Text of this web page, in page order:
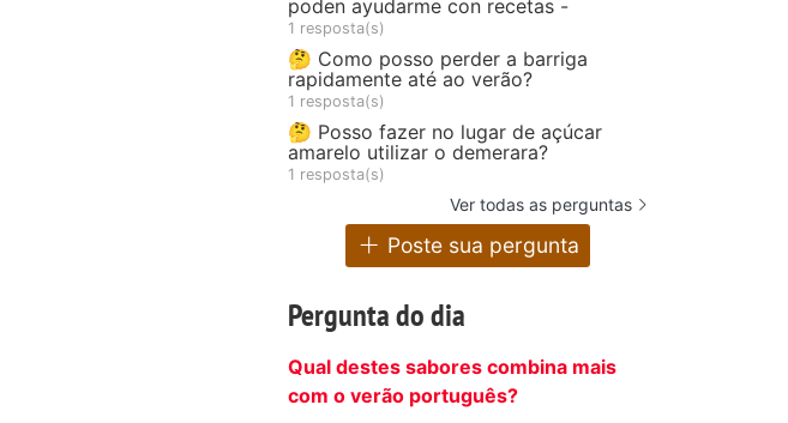
poden ayudarme con recetas -
1 resposta(s)
🤔 Como posso perder a barriga
rapidamente até ao verão?
1 resposta(s)
🤔 Posso fazer no lugar de açúcar
amarelo utilizar o demerara?
1 resposta(s)
Ver todas as perguntas
Poste sua pergunta
Pergunta do dia
Qual destes sabores combina mais
com o verão português?